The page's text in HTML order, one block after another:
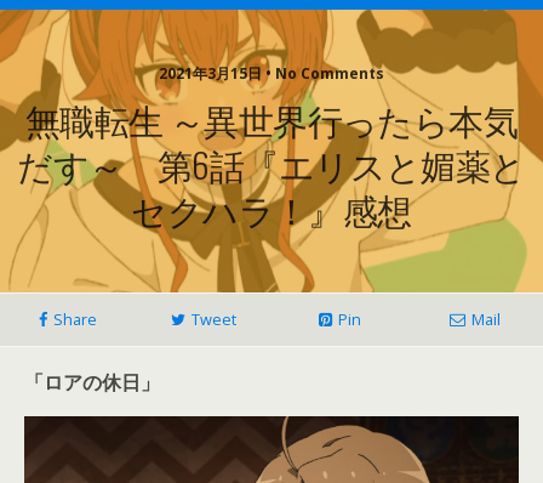
2021年3月15日 • No Comments
無職転生 ～異世界行ったら本気
だす～ 第6話『エリスと媚薬と
セクハラ！』感想
Share Tweet Pin Mail
「ロアの休日」